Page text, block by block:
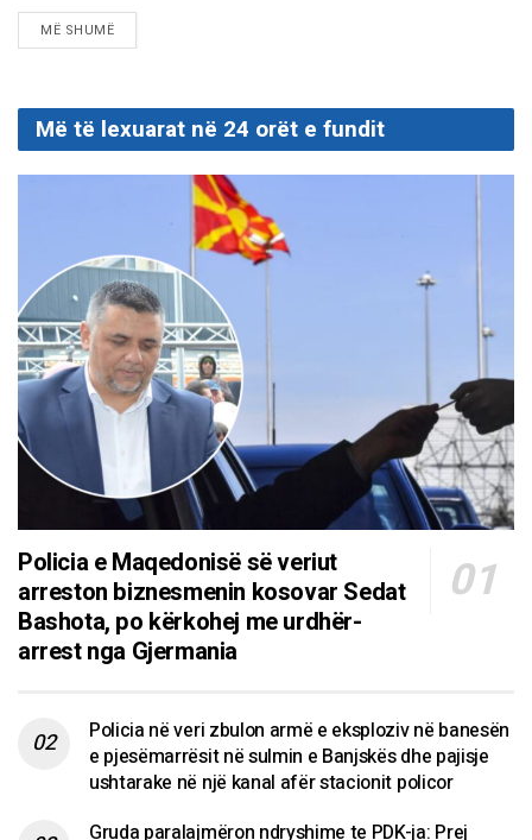
MË SHUMËDETAILS
Më të lexuarat në 24 orët e fundit
Policia e Maqedonisë së veriut
arreston biznesmenin kosovar Sedat
Bashota, po kërkohej me urdhër-
arrest nga Gjermania
Policia në veri zbulon armë e eksploziv në banesën
e pjesëmarrësit në sulmin e Banjskës dhe pajisje
ushtarake në një kanal afër stacionit policor
Gruda paralajmëron ndryshime te PDK-ja: Prej